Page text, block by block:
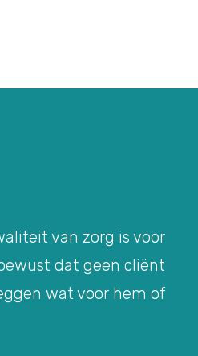
van zorg is voor
dat geen cliënt
wat voor hem of